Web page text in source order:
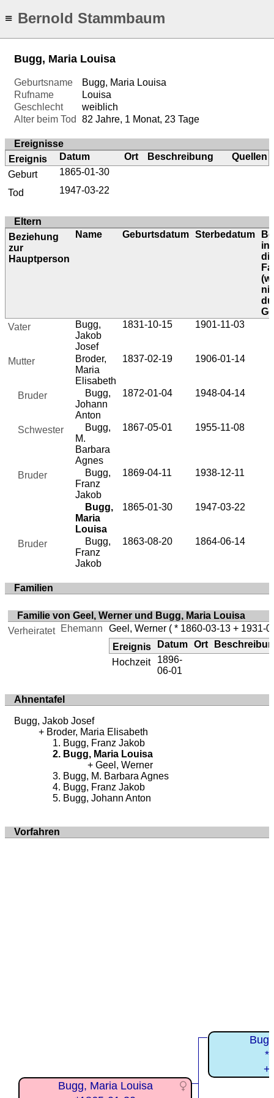
≡ Bernold Stammbaum
Bugg, Maria Louisa
Geburtsname
Bugg, Maria Louisa
Rufname
Louisa
Geschlecht
weiblich
Alter beim Tod
82 Jahre, 1 Monat, 23 Tage
Ereignisse
Ereignis
Datum Ort Beschreibung
Quellen
Geburt
1865-01-30
Tod
1947-03-22
Eltern
Beziehung
zur
Hauptperson
Name Geburtsdatum Sterbedatum
Vater
Bugg,
Jakob
Josef
1831-10-15 1901-11-03
Mutter
Broder,
Maria
Elisabeth
1837-02-19 1906-01-14
Bruder
Bugg,
Johann
Anton
1872-01-04 1948-04-14
Schwester
Bugg,
M.
Barbara
Agnes
1867-05-01 1955-11-08
Bruder
Bugg,
Franz
Jakob
1869-04-11 1938-12-11
Bugg,
Maria
Louisa
1865-01-30 1947-03-22
Bruder
Bugg,
Franz
Jakob
1863-08-20 1864-06-14
Familien
Familie von Geel, Werner und Bugg, Maria Louisa
Verheiratet
Ehemann Geel, Werner ( * 1860-03-13 + 1931-
Ereignis
Datum Ort
Hochzeit
1896-
06-01
Ahnentafel
Bugg, Jakob Josef
Broder, Maria Elisabeth
Bugg, Franz Jakob
Bugg, Maria Louisa
Geel, Werner
Bugg, M. Barbara Agnes
Bugg, Franz Jakob
Bugg, Johann Anton
Vorfahren
Bugg, Maria Louisa